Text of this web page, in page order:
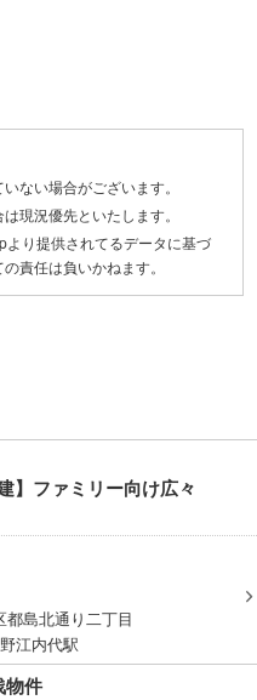
ない場合がございます。
現況優先といたします。
り提供されてるデータに基づ
責任は負いかねます。
】ファミリー向け広々
都島北通り二丁目
野江内代駅
物件